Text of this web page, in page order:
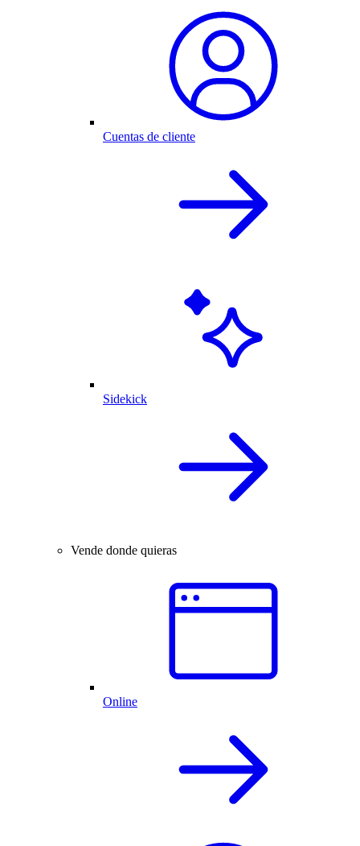
Cuentas de cliente
Sidekick
Vende donde quieras
Online